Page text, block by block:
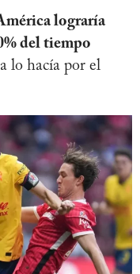
lograría
del tiempo
lo hacía por el